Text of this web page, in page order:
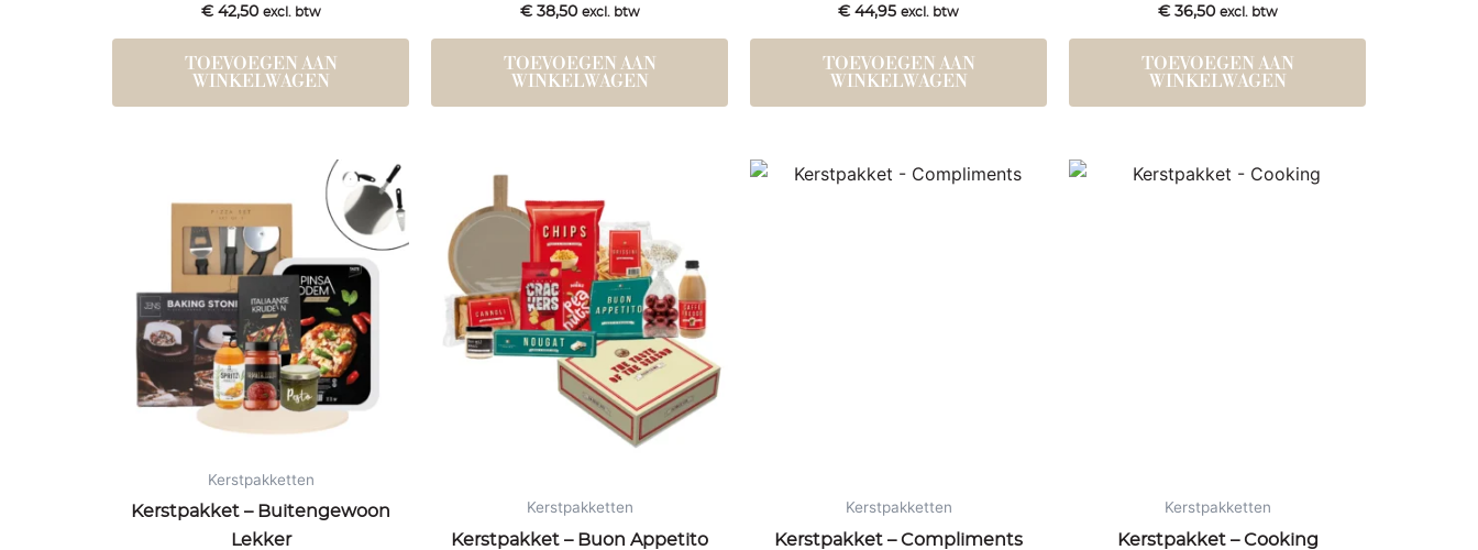
€42,50 excl. btw
TOEVOEGEN AAN
WINKELWAGEN
€38,50 excl. btw
TOEVOEGEN AAN
WINKELWAGEN
€44,95 excl. btw
TOEVOEGEN AAN
WINKELWAGEN
€36,50 excl. btw
TOEVOEGEN AAN
WINKELWAGEN
Kerstpakketten
Kerstpakket – Buitengewoon
Lekker
Kerstpakketten
Kerstpakket – Buon Appetito
Kerstpakketten
Kerstpakket – Compliments
Kerstpakketten
Kerstpakket – Cooking